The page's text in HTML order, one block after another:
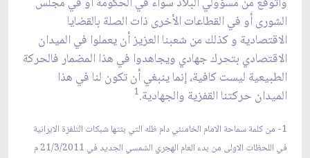
الشورى أو في القطاعات الأخر‌ى ذات الصلة بالقضايا
الاقتصادية و كذلك من شعبنا العزيز أن يعملوا في الميدان
الاقتصادي بتحرك جهادي ويجاهدوا في هذا المضمار فالحركة
الطبيعية ليست كافية، إنما ينبغي أن تكون لنا في هذا
الميدان حركتنا القفزية والجهادية.1
1- من كلمة سماحة الامام الخامنئي دام ظله التي بثتها شبكات التلفزة الايرانية
في اللحظات الاولى من بدء العام الهجري الشمسي الجديد في 21/3/2011 م